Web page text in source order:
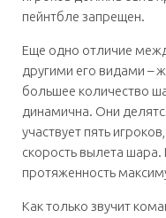
пейнтбле запрещен.
Еще одно отличие
другими его видами –
большее количество
динамична. Они
участвует пять
скорость вылета шара.
протяженность
Как только звучит